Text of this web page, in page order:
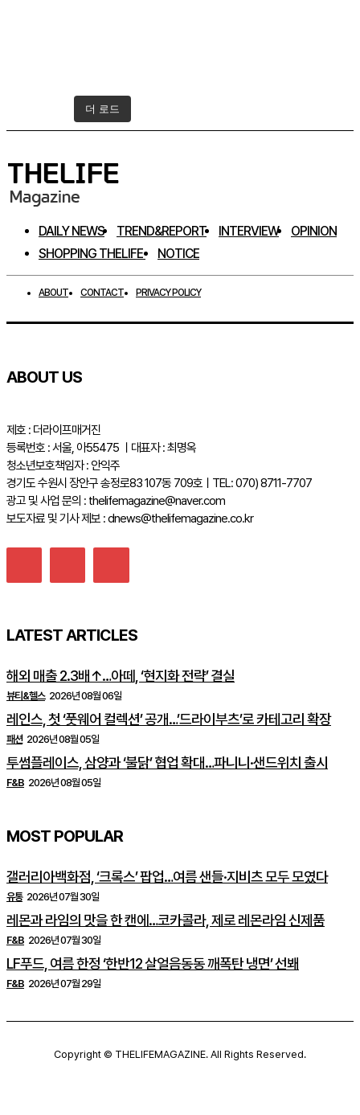
더 로드
DAILY NEWS TREND&REPORT INTERVIEW
OPINION
SHOPPING THELIFE
NOTICE
ABOUT CONTACT PRIVACY POLICY
ABOUT US
제호 : 더라이프매거진
등록번호 : 서울, 아55475 ㅣ대표자 : 최명옥
청소년보호책임자 : 안익주
경기도 수원시 장안구 송정로83 107동 709호ㅣTEL: 070) 8711-7707
광고 및 사업 문의 : thelifemagazine@naver.com
보도자료 및 기사 제보 : dnews@thelifemagazine.co.kr
LATEST ARTICLES
해외 매출 2.3배↑…아떼, ‘현지화 전략’ 결실
뷰티&헬스 2026년 08월 06일
레인스, 첫 ‘풋웨어 컬렉션’ 공개…’드라이부츠’로 카테고리 확장
패션 2026년 08월 05일
투썸플레이스, 삼양과 ‘불닭’ 협업 확대…파니니·샌드위치 출시
F&B 2026년 08월 05일
MOST POPULAR
갤러리아백화점, ‘크록스’ 팝업…여름 샌들·지비츠 모두 모였다
유통 2026년 07월 30일
레몬과 라임의 맛을 한 캔에…코카콜라, 제로 레몬라임 신제품
F&B 2026년 07월 30일
LF푸드, 여름 한정 ‘한반12 살얼음동동 깨폭탄 냉면’ 선봬
F&B 2026년 07월 29일
Copyright © THELIFEMAGAZINE. All Rights Reserved.